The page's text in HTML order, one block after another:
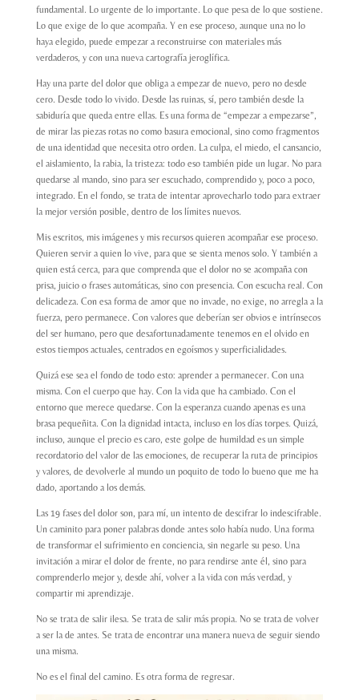
fundamental. Lo urgente de lo importante. Lo que pesa de lo que sostiene.
Lo que exige de lo que acompaña. Y en ese proceso, aunque una no lo
haya elegido, puede empezar a reconstruirse con materiales más
verdaderos, y con una nueva cartografía jeroglífica.
Hay una parte del dolor que obliga a empezar de nuevo, pero no desde
cero. Desde todo lo vivido. Desde las ruinas, sí, pero también desde la
sabiduría que queda entre ellas. Es una forma de “empezar a empezarse”,
de mirar las piezas rotas no como basura emocional, sino como fragmentos
de una identidad que necesita otro orden. La culpa, el miedo, el cansancio,
el aislamiento, la rabia, la tristeza: todo eso también pide un lugar. No para
quedarse al mando, sino para ser escuchado, comprendido y, poco a poco,
integrado. En el fondo, se trata de intentar aprovecharlo todo para extraer
la mejor versión posible, dentro de los límites nuevos.
Mis escritos, mis imágenes y mis recursos quieren acompañar ese proceso.
Quieren servir a quien lo vive, para que se sienta menos solo. Y también a
quien está cerca, para que comprenda que el dolor no se acompaña con
prisa, juicio o frases automáticas, sino con presencia. Con escucha real. Con
delicadeza. Con esa forma de amor que no invade, no exige, no arregla a la
fuerza, pero permanece. Con valores que deberían ser obvios e intrínsecos
del ser humano, pero que desafortunadamente tenemos en el olvido en
estos tiempos actuales, centrados en egoísmos y superficialidades.
Quizá ese sea el fondo de todo esto: aprender a permanecer. Con una
misma. Con el cuerpo que hay. Con la vida que ha cambiado. Con el
entorno que merece quedarse. Con la esperanza cuando apenas es una
brasa pequeñita. Con la dignidad intacta, incluso en los días torpes. Quizá,
incluso, aunque el precio es caro, este golpe de humildad es un simple
recordatorio del valor de las emociones, de recuperar la ruta de principios
y valores, de devolverle al mundo un poquito de todo lo bueno que me ha
dado, aportando a los demás.
Las 19 fases del dolor son, para mí, un intento de descifrar lo indescifrable.
Un caminito para poner palabras donde antes solo había nudo. Una forma
de transformar el sufrimiento en conciencia, sin negarle su peso. Una
invitación a mirar el dolor de frente, no para rendirse ante él, sino para
comprenderlo mejor y, desde ahí, volver a la vida con más verdad, y
compartir mi aprendizaje.
No se trata de salir ilesa. Se trata de salir más propia. No se trata de volver
a ser la de antes. Se trata de encontrar una manera nueva de seguir siendo
una misma.
No es el final del camino. Es otra forma de regresar.